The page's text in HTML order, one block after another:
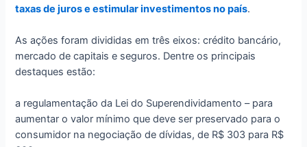
taxas de juros e estimular investimentos no país.
As ações foram divididas em três eixos: crédito bancário,
mercado de capitais e seguros. Dentre os principais
destaques estão:
a regulamentação da Lei do Superendividamento – para
aumentar o valor mínimo que deve ser preservado para o
consumidor na negociação de dívidas, de R$ 303 para R$